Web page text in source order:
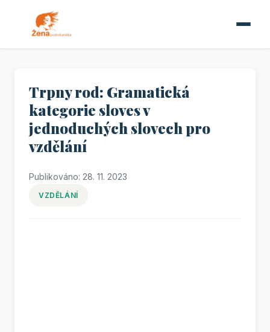
Trpny rod: Gramatická
kategorie sloves v
jednoduchých slovech pro
vzdělání
Publikováno: 28. 11. 2023
VZDĚLÁNÍ